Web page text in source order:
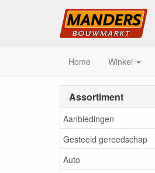
Home Winkel
Assortiment
Aanbiedingen
Gesteeld gereedschap
Auto